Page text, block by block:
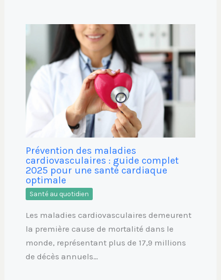
Prévention des maladies
cardiovasculaires : guide complet
2025 pour une santé cardiaque
optimale
Santé au quotidien
Les maladies cardiovasculaires demeurent
la première cause de mortalité dans le
monde, représentant plus de 17,9 millions
de décès annuels…